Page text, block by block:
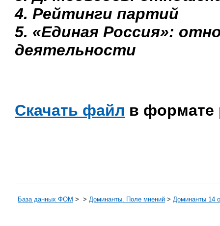
4. Рейтинги партий
5. «Единая Россия»:
деятельности
Скачать файл в формате
База данных ФОМ > > Доминанты. Поле мнений > Доминанты 14